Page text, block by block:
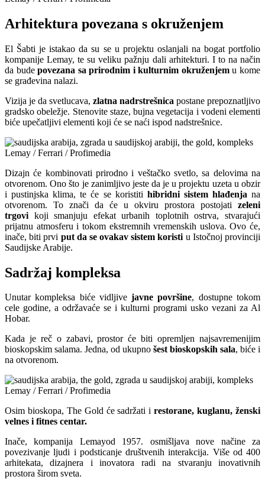
Arhitektura povezana s okruženjem
El Šabti je istakao da su se u projektu oslanjali na bogat portfolio
kompanije Lemay, te su veliku pažnju dali arhitekturi. I to na način
da budepovezana sa prirodnim i kulturnim okruženjemu kome
se građevina nalazi.
Vizija je da svetlucava, zlatna nadrstrešnica postane prepoznatljivo
gradsko obeležje. Stenovite staze, bujna vegetacija i vodeni elementi
biće upečatljivi elementi koji će se naći ispod nadstrešnice.
Lemay / Ferrari / Profimedia
Dizajn će kombinovati prirodno i veštačko svetlo, sa delovima na
otvorenom. Ono što je zanimljivo jeste da je u projektu uzeta u obzir
i pustinjska klima, te će se koristiti hibridni sistem hlađenjana
otvorenom. To znači da će u okviru prostora postojati zeleni
trgovi koji smanjuju efekat urbanih toplotnih ostrva, stvarajući
prijatnu atmosferu i tokom ekstremnih vremenskih uslova. Ovo će,
inače, biti prvi put da se ovakav sistem koristi u Istočnoj provinciji
Saudijske Arabije.
Sadržaj kompleksa
Unutar kompleksa biće vidljivejavne površine, dostupne tokom
cele godine, a održavaće se i kulturni programi usko vezani za Al
Hobar.
Kada je reč o zabavi, prostor će biti opremljen najsavremenijim
bioskopskim salama. Jedna, od ukupno šest bioskopskih sala, biće i
na otvorenom.
Lemay / Ferrari / Profimedia
Osim bioskopa, The Gold će sadržati irestorane, kuglanu, ženski
velnes i fitnes centar.
Inače, kompanija Lemayod 1957. osmišljava nove načine za
povezivanje ljudi i podsticanje društvenih interakcija. Više od 400
arhitekata, dizajnera i inovatora radi na stvaranju inovativnih
prostora širom sveta.